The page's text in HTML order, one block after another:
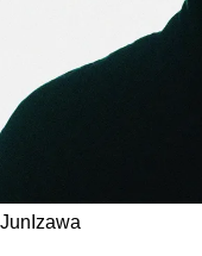
JunIzawa